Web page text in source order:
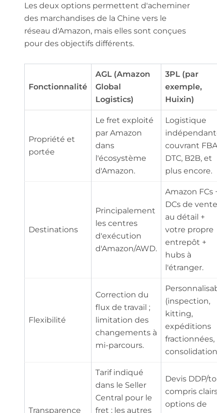
Les deux options permettent d'acheminer
des marchandises de la Chine vers le
réseau d'Amazon, mais elles sont conçues
pour des objectifs différents.
Fonctionnalité
AGL (Amazon
Global
Logistics)
3PL (par
exemple,
Huixin)
Propriété et
portée
Le fret exploité
par Amazon
dans
l'écosystème
d'Amazon.
Logistique
couvrant
DTC, B2B, et
plus encore.
Destinations
Principalement
les centres
d'exécution
d'Amazon/AWD.
Amazon FCs
DCs de vente
au détail +
votre propre
entrepôt +
hubs à
l'étranger.
Flexibilité
Correction du
flux de travail ;
limitation des
changements à
mi-parcours.
(inspection,
kitting,
expéditions
fractionnées,
Transparence
Tarif indiqué
dans le Seller
Central pour le
fret ; les autres
Devis DDP/
compris
options de